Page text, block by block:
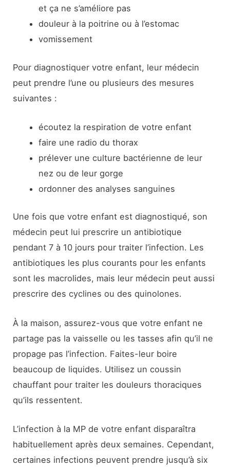
et ça ne s’améliore pas
douleur à la poitrine ou à l’estomac
vomissement
Pour diagnostiquer votre enfant, leur médecin
peut prendre l’une ou plusieurs des mesures
suivantes :
écoutez la respiration de votre enfant
faire une radio du thorax
prélever une culture bactérienne de leur
nez ou de leur gorge
ordonner des analyses sanguines
Une fois que votre enfant est diagnostiqué, son
médecin peut lui prescrire un antibiotique
pendant 7 à 10 jours pour traiter l’infection. Les
antibiotiques les plus courants pour les enfants
sont les macrolides, mais leur médecin peut aussi
prescrire des cyclines ou des quinolones.
À la maison, assurez-vous que votre enfant ne
partage pas la vaisselle ou les tasses afin qu’il ne
propage pas l’infection. Faites-leur boire
beaucoup de liquides. Utilisez un coussin
chauffant pour traiter les douleurs thoraciques
qu’ils ressentent.
L’infection à la MP de votre enfant disparaîtra
habituellement après deux semaines. Cependant,
certaines infections peuvent prendre jusqu’à six